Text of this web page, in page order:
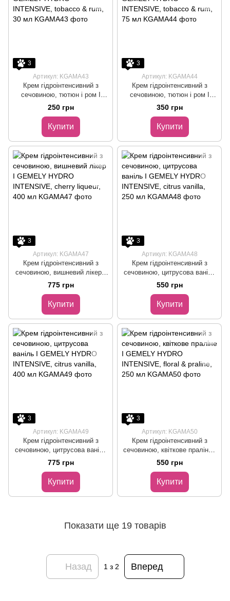
3
Артикул: KGAMA43
Крем гідроінтенсивний з
сечовиною, тютюн і ром I
GEMELY HYDRO INTENSIVE,
tobacco & rum, 30 мл
250 грн
Купити
3
Артикул: KGAMA44
Крем гідроінтенсивний з
сечовиною, тютюн і ром I
GEMELY HYDRO INTENSIVE,
tobacco & rum, 75 мл
350 грн
Купити
3
Артикул: KGAMA47
Крем гідроінтенсивний з
сечовиною, вишневий лікер I
GEMELY HYDRO INTENSIVE,
cherry liqueur, 400 мл
775 грн
Купити
3
Артикул: KGAMA48
Крем гідроінтенсивний з
сечовиною, цитрусова ваніль
I GEMELY HYDRO
INTENSIVE, citrus vanilla, 250
550 грн
Купити
3
Артикул: KGAMA49
Крем гідроінтенсивний з
сечовиною, цитрусова ваніль
I GEMELY HYDRO
INTENSIVE, citrus vanilla, 400
775 грн
Купити
3
Артикул: KGAMA50
Крем гідроінтенсивний з
сечовиною, квіткове праліне I
GEMELY HYDRO INTENSIVE,
floral & praline, 250 мл
550 грн
Купити
Показати ще 19 товарів
Назад 1з 2 Вперед